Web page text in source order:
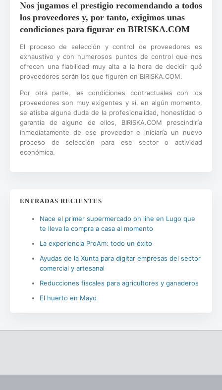
Nos jugamos el prestigio recomendando a todos
los proveedores y, por tanto, exigimos unas
condiciones para figurar en BIRISKA.COM
El proceso de selección y control de proveedores es
exhaustivo y con numerosos puntos de control que nos
ofrecen una fiabilidad muy alta a la hora de decidir qué
proveedores serán los que figuren en BIRISKA.COM.
Por otra parte, las condiciones contractuales con los
proveedores son muy exigentes y si, en algún momento,
se atisba alguna duda de la profesionalidad, honestidad o
garantía de alguno de ellos, BIRISKA.COM prescindiría
inmediatamente de ese proveedor e iniciaría un nuevo
proceso de selección para ese sector o actividad
económica.
ENTRADAS RECIENTES
Nace el primer supermercado on line en Lugo que
te lleva la compra a casa al momento
La experiencia ProAm: todo un éxito
Ayudas de la Xunta para digitar empresas del sector
comercial y artesanal
Reducciones fiscales para agricultores y ganaderos
El huerto en Mayo